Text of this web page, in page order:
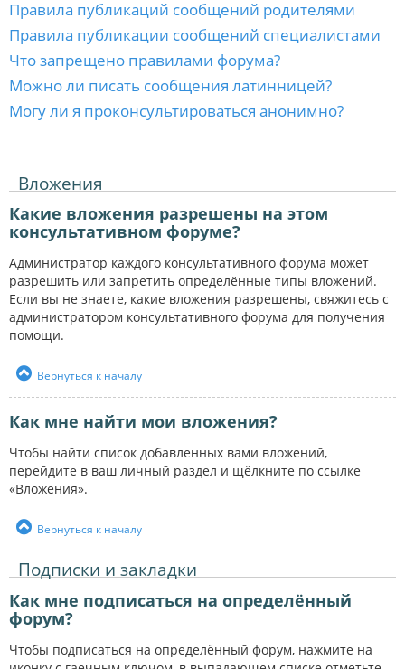
Правила публикаций сообщений родителями
Правила публикации сообщений специалистами
Что запрещено правилами форума?
Можно ли писать сообщения латинницей?
Могу ли я проконсультироваться анонимно?
Вложения
Какие вложения разрешены на этом
консультативном форуме?
Администратор каждого консультативного форума может
разрешить или запретить определённые типы вложений.
Если вы не знаете, какие вложения разрешены, свяжитесь с
администратором консультативного форума для получения
помощи.
Вернуться к началу
Как мне найти мои вложения?
Чтобы найти список добавленных вами вложений,
перейдите в ваш личный раздел и щёлкните по ссылке
«Вложения».
Вернуться к началу
Подписки и закладки
Как мне подписаться на определённый
форум?
Чтобы подписаться на определённый форум, нажмите на